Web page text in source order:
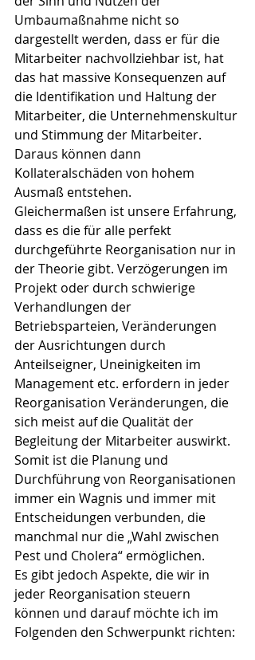
Umbaumaßnahme nicht so
dargestellt werden, dass er für die
Mitarbeiter nachvollziehbar ist, hat
das hat massive Konsequenzen auf
die Identifikation und Haltung der
Mitarbeiter, die Unternehmenskultur
und Stimmung der Mitarbeiter.
Daraus können dann
Kollateralschäden von hohem
Ausmaß entstehen.
Gleichermaßen ist unsere Erfahrung,
dass es die für alle perfekt
durchgeführte Reorganisation nur in
der Theorie gibt. Verzögerungen im
Projekt oder durch schwierige
Verhandlungen der
Betriebsparteien, Veränderungen
der Ausrichtungen durch
Anteilseigner, Uneinigkeiten im
Management etc. erfordern in jeder
Reorganisation Veränderungen, die
sich meist auf die Qualität der
Begleitung der Mitarbeiter auswirkt.
Somit ist die Planung und
Durchführung von Reorganisationen
immer ein Wagnis und immer mit
Entscheidungen verbunden, die
manchmal nur die „Wahl zwischen
Pest und Cholera“ ermöglichen.
Es gibt jedoch Aspekte, die wir in
jeder Reorganisation steuern
können und darauf möchte ich im
Folgenden den Schwerpunkt richten: